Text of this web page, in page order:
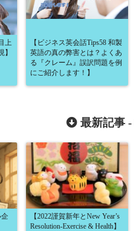
上
【ビジネス英会話Tips58 和製
英語の真の弊害とは？よくあ
る『クレーム』誤訳問題を例
にご紹介します！】
最新記事 -
【2022謹賀新年とNew Year’s
Resolution-Exercise & Health】